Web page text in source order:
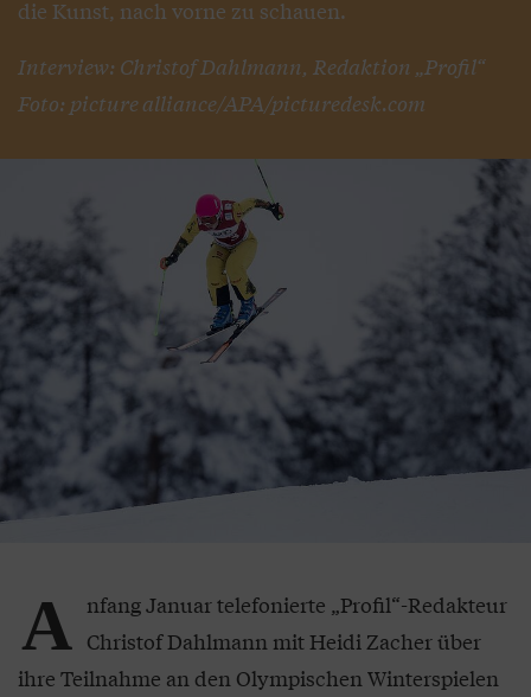
die Kunst, nach vorne zu schauen.
Interview: Christof Dahlmann, Redaktion „Profil“
Foto: picture alliance/APA/picturedesk.com
A nfang Januar telefonierte „Profil“-Redakteur
Christof Dahlmann mit Heidi Zacher über
ihre Teilnahme an den Olympischen Winterspielen